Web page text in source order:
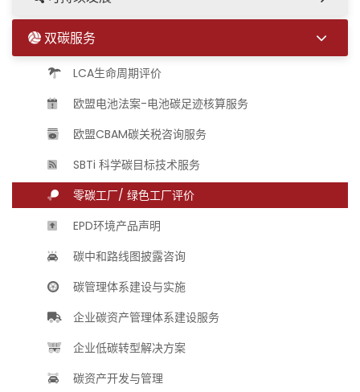
双碳服务
LCA生命周期评价
欧盟电池法案-电池碳足迹核算服务
欧盟CBAM碳关税咨询服务
SBTi 科学碳目标技术服务
零碳工厂/ 绿色工厂评价
EPD环境产品声明
碳中和路线图披露咨询
碳管理体系建设与实施
企业碳资产管理体系建设服务
企业低碳转型解决方案
碳资产开发与管理